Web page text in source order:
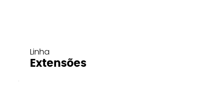
Linha
Extensões